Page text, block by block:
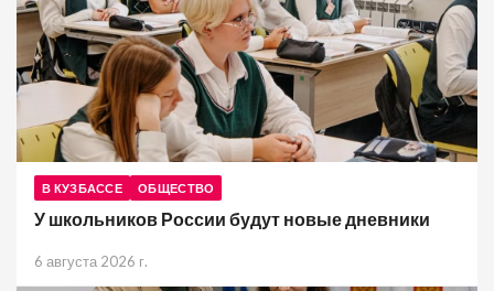
В КУЗБАССЕ ОБЩЕСТВО
У школьников России будут новые дневники
6 августа 2026 г.